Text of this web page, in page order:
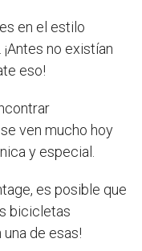
en el estilo
no existían
eso!
ven mucho hoy
y especial.
es posible que
bicicletas
una de esas!